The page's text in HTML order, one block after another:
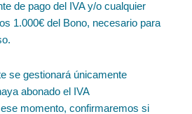
de pago del IVA y/o cualquier
1.000€ del Bono, necesario para
se gestionará únicamente
abonado el IVA
momento, confirmaremos si